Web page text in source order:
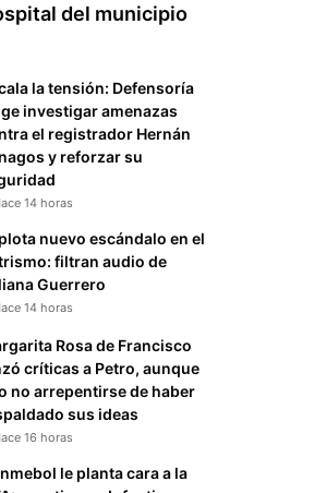
del municipio
la tensión: Defensoría
investigar amenazas
el registrador Hernán
y reforzar su
14 horas
nuevo escándalo en el
filtran audio de
Guerrero
14 horas
Rosa de Francisco
críticas a Petro, aunque
no arrepentirse de haber
sus ideas
16 horas
le planta cara a la